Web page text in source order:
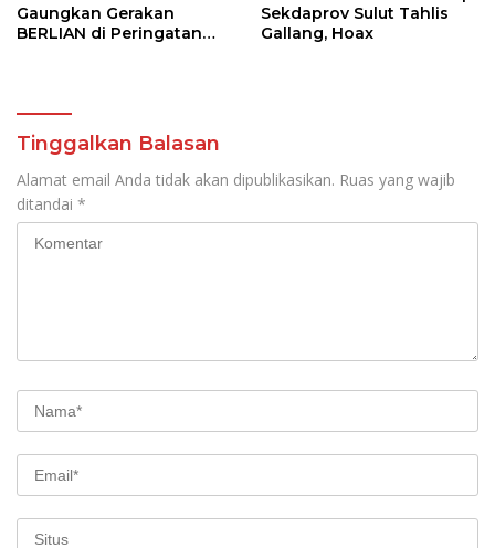
Gaungkan Gerakan
BERLIAN di Peringatan
Sekdaprov Sulut Tahlis
Gallang, Hoax
Tinggalkan Balasan
Alamat email Anda tidak akan dipublikasikan. Ruas yang wajib
ditandai *